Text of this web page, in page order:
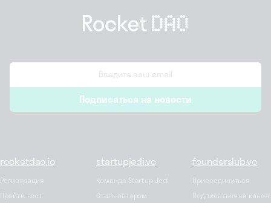
*
Подписаться на новости
rocketdao.io
Регистрация
Пройти тест
startupjedi.vc
Команда Startup Jedi
Стать автором
founderslub.vc
Присоединиться
Подписаться на канал